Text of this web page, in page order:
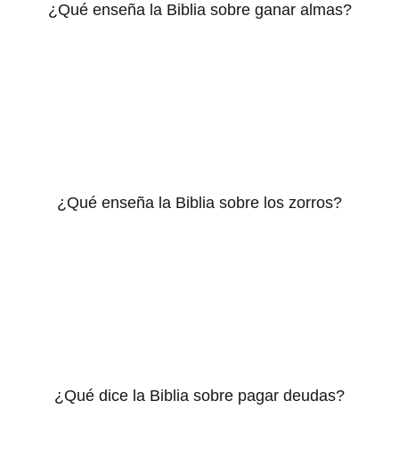
¿Qué enseña la Biblia sobre ganar almas?
¿Qué enseña la Biblia sobre los zorros?
¿Qué dice la Biblia sobre pagar deudas?